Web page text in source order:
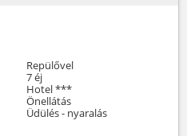
Repülővel
7 éj
Hotel ***
Önellátás
Üdülés - nyaralás